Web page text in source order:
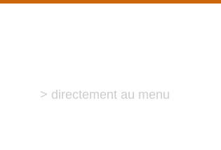
> directement au menu